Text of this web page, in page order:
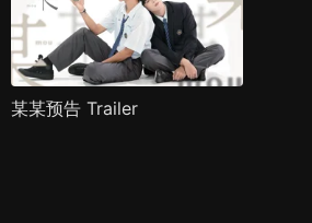
某某预告 Trailer